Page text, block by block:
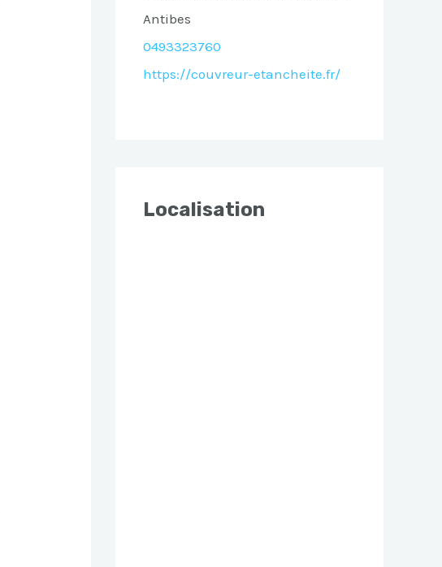
Antibes
0493323760
https://couvreur-etancheite.fr/
Localisation